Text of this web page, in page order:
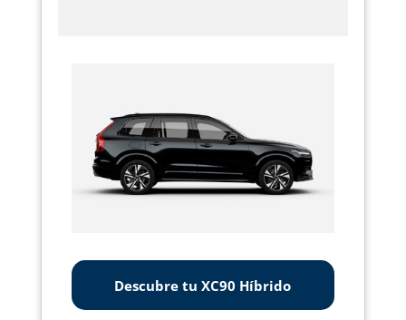
Descubre tu XC90 Híbrido